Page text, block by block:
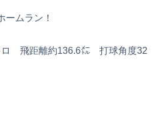
ームラン！
ロ 飛距離約136.6㍍ 打球角度32